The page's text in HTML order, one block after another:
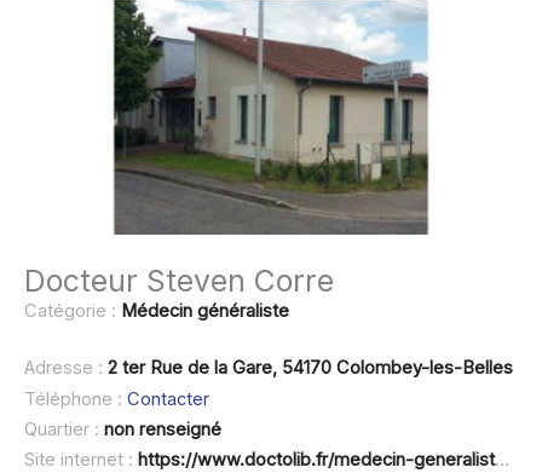
Docteur Steven Corre
Catégorie : Médecin généraliste
Adresse : 2 ter Rue de la Gare, 54170 Colombey-les-Belles
Téléphone : Contacter
Quartier : non renseigné
Site internet : https://www.doctolib.fr/medecin-generaliste/colombey-les-belles/steven-corre